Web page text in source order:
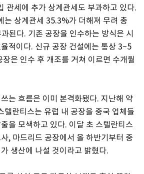
관세에 추가 상계관세도 부과하고 있다.
는 상계관세 35.3%가 더해져 무려 총
된다. 기존 공장을 인수하는 방식은 시
적이다. 신규 공장 건설에는 통상 3~5
은 인수 후 개조를 거쳐 이르면 수개월
는 흐름은 이미 본격화됐다. 지난해 약
텔란티스는 유럽 내 공장을 중국 업체들
을 모색하고 있다. 이달 초 스텔란티스
, 마드리드 공장에서 올 하반기부터 중
생산에 나설 것이라고 밝혔다.